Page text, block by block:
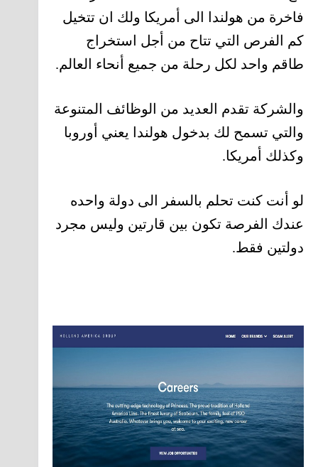
فاخرة من هولندا الى أمريكا ولك ان تتخيل
كم الفرص التي تتاح من أجل استخراج
طاقم واحد لكل رحلة من جميع أنحاء العالم.
والشركة تقدم العديد من الوظائف المتنوعة
والتي تسمح لك بدخول هولندا يعني أوروبا
وكذلك أمريكا.
لو أنت كنت تحلم بالسفر الى دولة واحده
عندك الفرصة تكون بين قارتين وليس مجرد
دولتين فقط.